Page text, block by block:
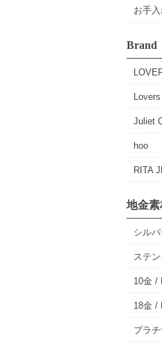
お手
Brand
Juliet
hoo
RITA
地金素
シルバ
ステ
10金 /
18金 /
プラチ